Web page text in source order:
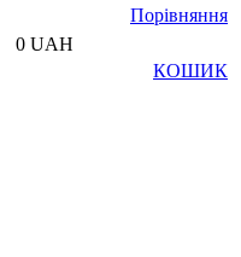
Порівняння
0 UAH
КОШИК